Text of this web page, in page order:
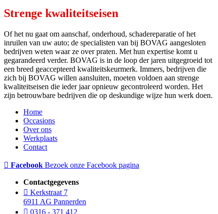
Strenge kwaliteitseisen
Of het nu gaat om aanschaf, onderhoud, schadereparatie of het
inruilen van uw auto; de specialisten van bij BOVAG aangesloten
bedrijven weten waar ze over praten. Met hun expertise komt u
gegarandeerd verder. BOVAG is in de loop der jaren uitgegroeid tot
een breed geaccepteerd kwaliteitskeurmerk. Immers, bedrijven die
zich bij BOVAG willen aansluiten, moeten voldoen aan strenge
kwaliteitseisen die ieder jaar opnieuw gecontroleerd worden. Het
zijn betrouwbare bedrijven die op deskundige wijze hun werk doen.
Home
Occasions
Over ons
Werkplaats
Contact
Facebook Bezoek onze Facebook pagina
Contactgegevens
Kerkstraat 7
6911 AG Pannerden
0316 - 371 412